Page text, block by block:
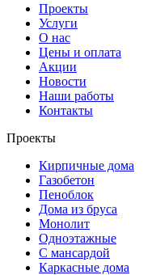
Проекты
Услуги
О нас
Цены и оплата
Акции
Новости
Наши работы
Контакты
Проекты
Кирпичные дома
Газобетон
Пеноблок
Дома из бруса
Монолит
Одноэтажные
С мансардой
Каркасные дома